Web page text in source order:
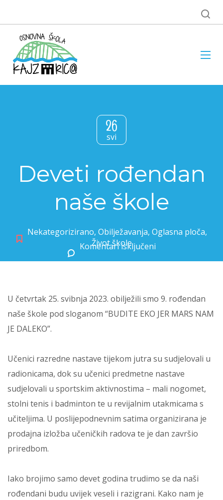
26
svi
Deveti rođendan
naše škole
Nekategorizirano, Obilježavanja, Oglasna ploča,
Život škole
Komentari isključeni
U četvrtak 25. svibnja 2023. obilježili smo 9. rođendan
naše škole pod sloganom “BUDITE EKO JER MARS NAM
JE DALEKO”.
Učenici razredne nastave tijekom jutra su sudjelovali u
radionicama, dok su učenici predmetne nastave
sudjelovali u sportskim aktivnostima – mali nogomet,
stolni tenis i badminton te u revijalnim utakmicama s
učiteljima. U poslijepodnevnim satima organizirana je
prodajna izložba učeničkih radova te je dan završio
priredbom.
Iako brojimo samo devet godina trudimo se da naši
rođendani budu uvijek veseli i razigrani. Kako nam je